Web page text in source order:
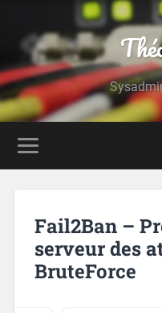
Fail2Ban –
serveur des
BruteForce